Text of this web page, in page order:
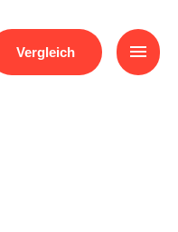
Vergleich